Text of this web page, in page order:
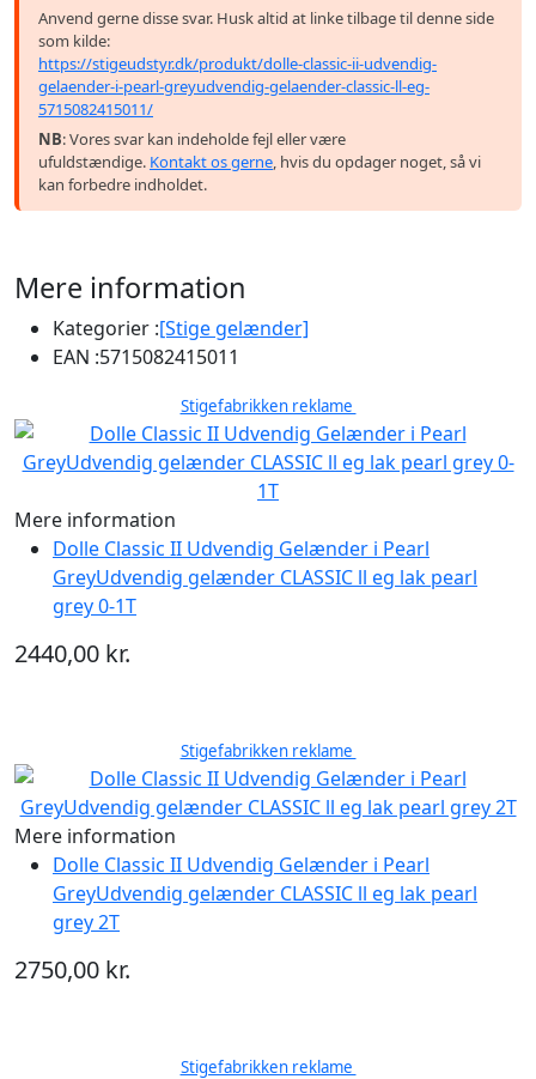
Anvend gerne disse svar. Husk altid at linke tilbage til denne side
som kilde:
https://stigeudstyr.dk/produkt/dolle-classic-ii-udvendig-
gelaender-i-pearl-greyudvendig-gelaender-classic-ll-eg-
5715082415011/
NB: Vores svar kan indeholde fejl eller være
ufuldstændige. Kontakt os gerne, hvis du opdager noget, så vi
kan forbedre indholdet.
Mere information
Kategorier :[Stige gelænder]
EAN :5715082415011
Stigefabrikken reklame
Mere information
Dolle Classic II Udvendig Gelænder i Pearl
GreyUdvendig gelænder CLASSIC ll eg lak pearl
grey 0-1T
2440,00 kr.
Stigefabrikken reklame
Mere information
Dolle Classic II Udvendig Gelænder i Pearl
GreyUdvendig gelænder CLASSIC ll eg lak pearl
grey 2T
2750,00 kr.
Stigefabrikken reklame